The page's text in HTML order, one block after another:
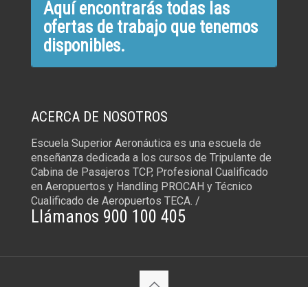
Aquí encontrarás todas las
ofertas de trabajo que tenemos
disponibles.
ACERCA DE NOSOTROS
Escuela Superior Aeronáutica es una escuela de
enseñanza dedicada a los cursos de Tripulante de
Cabina de Pasajeros TCP, Profesional Cualificado
en Aeropuertos y Handling PROCAH y Técnico
Cualificado de Aeropuertos TECA. /
Llámanos 900 100 405